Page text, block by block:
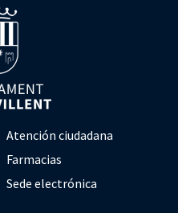
Atención ciudadana
Farmacias
Sede electrónica